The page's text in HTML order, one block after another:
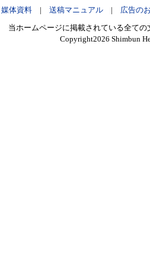
媒体資料| 送稿マニュアル| 広告の
当ホームページに掲載されている全て
Copyright2026 Shimbun